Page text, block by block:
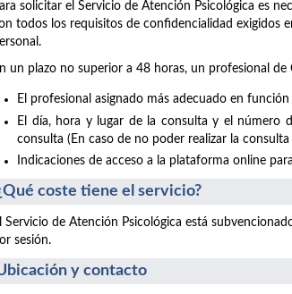
solicitar el Servicio de Atención Psicológica es
todos los requisitos de confidencialidad exigidos
un plazo no superior a 48 horas, un profesional
El profesional asignado más adecuado en
El día, hora y lugar de la consulta y el número
consulta (En caso de no poder realizar la
Indicaciones de acceso a la plataforma online
coste tiene el servicio?
Servicio de Atención Psicológica está
sesión.
y contacto